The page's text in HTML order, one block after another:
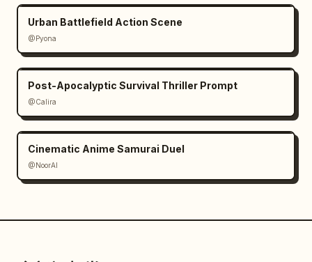
Urban Battlefield Action Scene
@Pyona
Post-Apocalyptic Survival Thriller Prompt
@Calira
Cinematic Anime Samurai Duel
@NoorAI